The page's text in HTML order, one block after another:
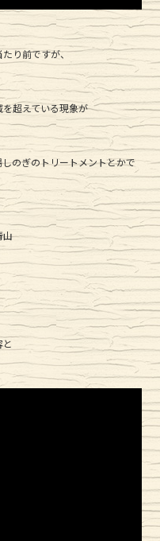
り前ですが、
超えている現象が
のぎのトリートメントとかで
山